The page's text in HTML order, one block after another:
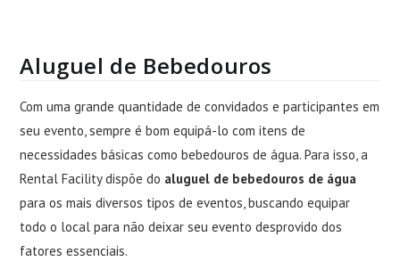
Aluguel de Bebedouros
Com uma grande quantidade de convidados e participantes em
seu evento, sempre é bom equipá-lo com itens de
necessidades básicas como bebedouros de água. Para isso, a
Rental Facility dispõe do aluguel de bebedouros de água
para os mais diversos tipos de eventos, buscando equipar
todo o local para não deixar seu evento desprovido dos
fatores essenciais.